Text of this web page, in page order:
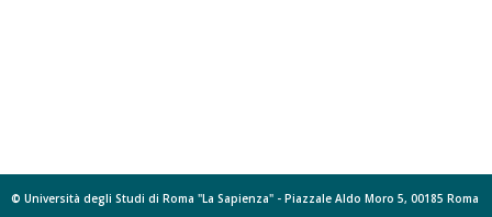
© Università degli Studi di Roma "La Sapienza" - Piazzale Aldo Moro 5, 00185 Roma